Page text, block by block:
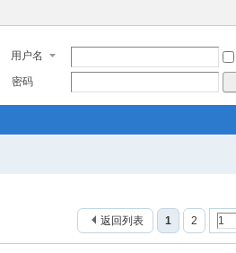
用户名
密码
1 2
返回列表